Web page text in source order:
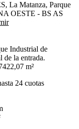
La Matanza, Parque
OESTE - BS AS
Industrial de
de la entrada.
m²
24 cuotas